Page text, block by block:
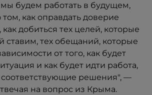
мы будем работать в будущем,
как оправдать доверие
добиться тех целей, которые
ставим, тех обещаний, которые
от того, как будет
и как будет идти работа,
решения", —
на вопрос из Крыма.